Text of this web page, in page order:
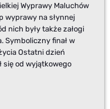
Wyprawy Maluchów
wyprawy na słynnej
nich były także załogi
Symboliczny finał w
Ostatni dzień
się od wyjątkowego